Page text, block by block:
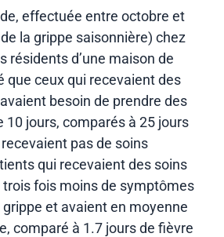
effectuée entre octobre et
la grippe saisonnière) chez
résidents d’une maison de
que ceux qui recevaient des
besoin de prendre des
10 jours, comparés à 25 jours
pas de soins
qui recevaient des soins
fois moins de symptômes
et avaient en moyenne
comparé à 1.7 jours de fièvre